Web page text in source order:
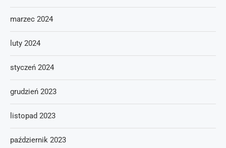
marzec 2024
luty 2024
styczeń 2024
grudzień 2023
listopad 2023
październik 2023